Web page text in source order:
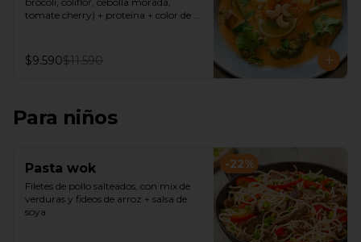
tomate cherry) + proteina + color de
$9.590$11.590
Para niños
-22%
Pasta wok
Filetes de pollo salteados, con mix de
verduras y fideos de arroz + salsa de
soya.